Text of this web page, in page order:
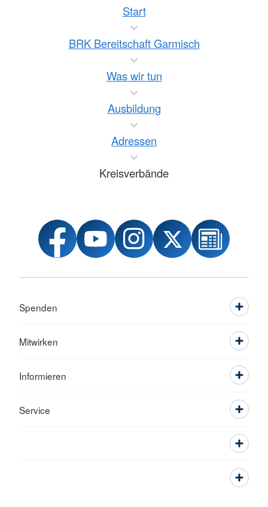
Start
BRK Bereitschaft Garmisch
Was wir tun
Ausbildung
Adressen
Kreisverbände
Spenden
Mitwirken
Informieren
Service